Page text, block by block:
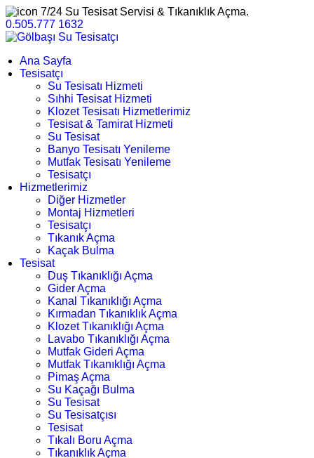
7/24 Su Tesisat Servisi & Tıkanıklık Açma.
0.505.777 1632
Ana Sayfa
Tesisatçı
Su Tesisatı Hizmeti
Sıhhi Tesisat Hizmeti
Klozet Tesisatı Hizmetlerimiz
Tesisat & Tamirat Hizmeti
Su Tesisat
Banyo Tesisatı Yenileme
Mutfak Tesisatı Yenileme
Tesisatçı
Hizmetlerimiz
Diğer Hizmetler
Montaj Hizmetleri
Tesisatçı
Tıkanık Açma
Kaçak Bulma
Tesisat
Duş Tıkanıklığı Açma
Gider Açma
Kanal Tıkanıklığı Açma
Kırmadan Tıkanıklık Açma
Klozet Tıkanıklığı Açma
Lavabo Tıkanıklığı Açma
Mutfak Gideri Açma
Mutfak Tıkanıklığı Açma
Pimaş Açma
Su Kaçağı Bulma
Su Tesisat
Su Tesisatçısı
Tesisat
Tıkalı Boru Açma
Tıkanıklık Açma